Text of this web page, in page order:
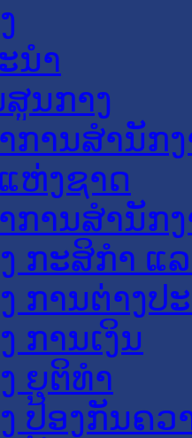
ນໍາ
ນກາງ
ການສໍານັກ
ຫ່ງຊາດ
ການສຳນັກ
ກະສິກຳ ແ
ການຕ່າງປ
ການເງິນ
ຍຸຕິທໍາ
ປ້ອງກັນຄວ